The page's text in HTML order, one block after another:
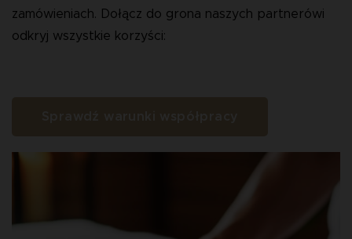
zamówieniach. Dołącz do grona naszych partnerówi
odkryj wszystkie korzyści: